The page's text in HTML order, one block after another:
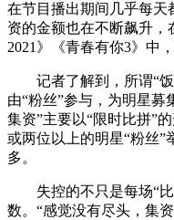
在节目播出期间几乎每天
资的金额也在不断飙升
2021》《青春有你3》中
记者了解到，所谓“饭
由“粉丝”参与，为明星募
集资”主要以“限时比拼”
或两位以上的明星“粉丝”
多。
失控的不只是每场“比
数。“感觉没有尽头，集